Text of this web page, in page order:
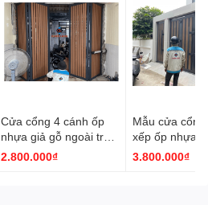
Cửa cổng 4 cánh ốp
nhựa giả gỗ ngoài trời
thiết kế hiện đại
2.800.000₫
Mẫu cửa
xếp ốp nhựa
nguyên sinh +
3.800.000₫